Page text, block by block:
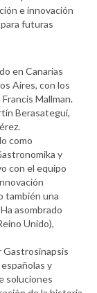
e innovación
futuras
en Canarias
Aires, con los
Mallman.
Berasategui,
como
y
con el equipo
también una
asombrado
Unido),
Gastrosinapsis
y
soluciones